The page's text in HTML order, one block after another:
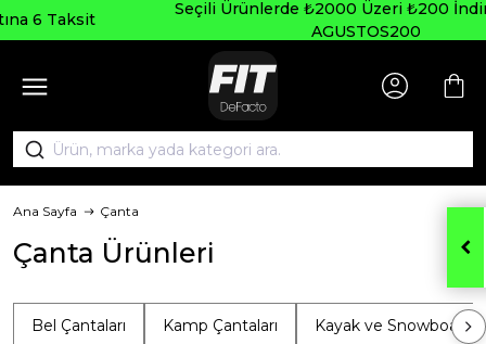
Seçili Ürünlerde ₺2000 Üzeri ₺200 İndirim Kodu:
Ana Sayfa Çanta
Çanta Ürünleri
Bel Çantaları Kamp Çantaları Kayak ve Snowboard